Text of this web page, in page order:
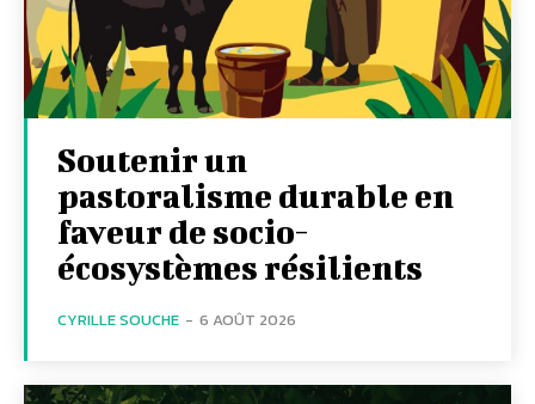
Soutenir un
pastoralisme durable en
faveur de socio-
écosystèmes résilients
CYRILLE SOUCHE - 6 AOÛT 2026